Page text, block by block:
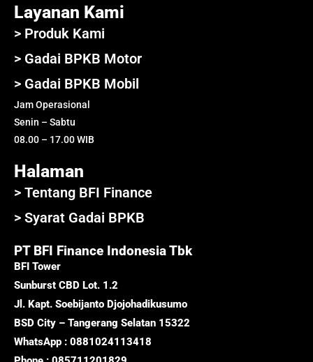
Layanan Kami
> Produk Kami
> Gadai BPKB Motor
> Gadai BPKB Mobil
Jam Operasional
Senin – Sabtu
08.00 – 17.00 WIB
Halaman
> Tentang BFI Finance
> Syarat Gadai BPKB
PT BFI Finance Indonesia Tbk
BFI Tower
Sunburst CBD Lot. 1.2
Jl. Kapt. Soebijanto Djojohadikusumo
BSD City – Tangerang Selatan 15322
WhatsApp : 0881024113418